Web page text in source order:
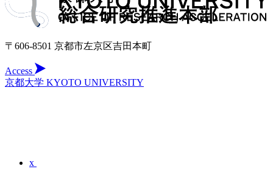
〒606-8501 京都市左京区吉田本町
Access
京都大学 KYOTO UNIVERSITY
x